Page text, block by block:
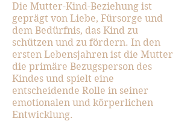
Die Mutter-Kind-Beziehung ist
geprägt von Liebe, Fürsorge und
dem Bedürfnis, das Kind zu
schützen und zu fördern. In den
ersten Lebensjahren ist die Mutter
die primäre Bezugsperson des
Kindes und spielt eine
entscheidende Rolle in seiner
emotionalen und körperlichen
Entwicklung.